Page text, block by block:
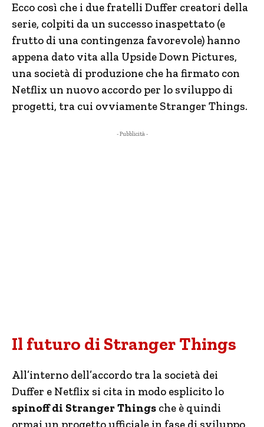
Ecco così che i due fratelli Duffer creatori della
serie, colpiti da un successo inaspettato (e
frutto di una contingenza favorevole) hanno
appena dato vita alla Upside Down Pictures,
una società di produzione che ha firmato con
Netflix un nuovo accordo per lo sviluppo di
progetti, tra cui ovviamente Stranger Things.
- Pubblicità -
Il futuro di Stranger Things
All’interno dell’accordo tra la società dei
Duffer e Netflix si cita in modo esplicito lo
spinoff di Stranger Things che è quindi